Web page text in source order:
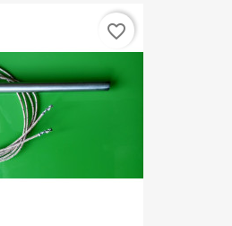
favorite_border